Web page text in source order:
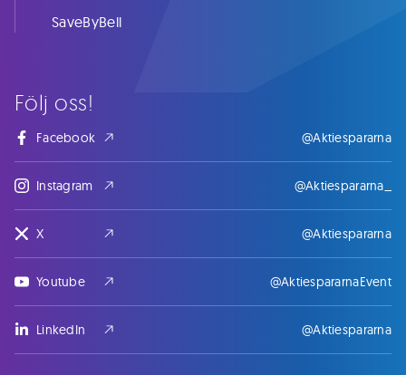
Följ oss!
Facebook @Aktiespararna
Instagram @Aktiespararna_
X @Aktiespararna
Youtube @AktiespararnaEvent
LinkedIn @Aktiespararna
SaveByBell